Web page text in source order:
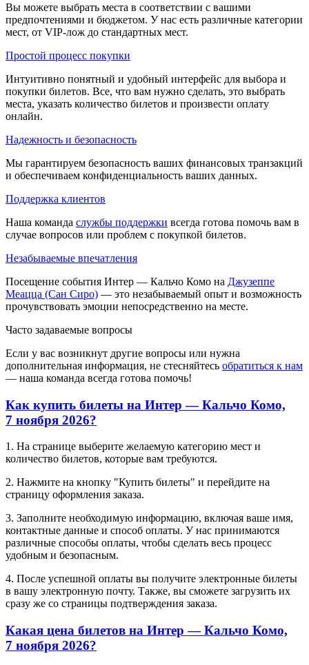
Вы можете выбрать места в соответствии с вашими
предпочтениями и бюджетом. У нас есть различные категории
мест, от VIP-лож до стандартных мест.
Простой процесс покупки
Интуитивно понятный и удобный интерфейс для выбора и
покупки билетов. Все, что вам нужно сделать, это выбрать
места, указать количество билетов и произвести оплату
онлайн.
Надежность и безопасность
Мы гарантируем безопасность ваших финансовых транзакций
и обеспечиваем конфиденциальность ваших данных.
Поддержка клиентов
Наша команда службы поддержки всегда готова помочь вам в
случае вопросов или проблем с покупкой билетов.
Незабываемые впечатления
Посещение события Интер — Кальчо Комо на Джузеппе
Меацца (Сан Сиро) — это незабываемый опыт и возможность
прочувствовать эмоции непосредственно на месте.
Часто задаваемые вопросы
Если у вас возникнут другие вопросы или нужна
дополнительная информация, не стесняйтесь обратиться к нам
— наша команда всегда готова помочь!
Как купить билеты на Интер — Кальчо Комо,
7 ноября 2026?
1. На странице выберите желаемую категорию мест и
количество билетов, которые вам требуются.
2. Нажмите на кнопку "Купить билеты" и перейдите на
страницу оформления заказа.
3. Заполните необходимую информацию, включая ваше имя,
контактные данные и способ оплаты. У нас принимаются
различные способы оплаты, чтобы сделать весь процесс
удобным и безопасным.
4. После успешной оплаты вы получите электронные билеты
в вашу электронную почту. Также, вы сможете загрузить их
сразу же со страницы подтверждения заказа.
Какая цена билетов на Интер — Кальчо Комо,
7 ноября 2026?